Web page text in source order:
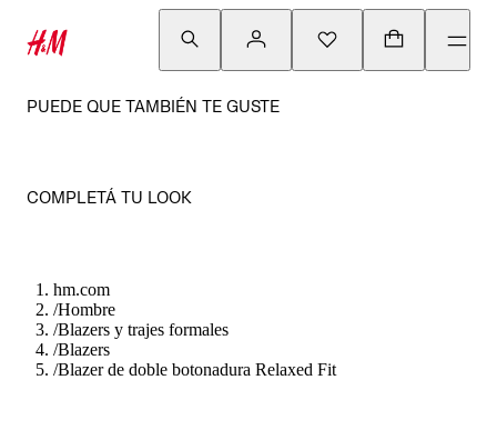
PUEDE QUE TAMBIÉN TE GUSTE
COMPLETÁ TU LOOK
hm.com
/Hombre
/Blazers y trajes formales
/Blazers
/Blazer de doble botonadura Relaxed Fit